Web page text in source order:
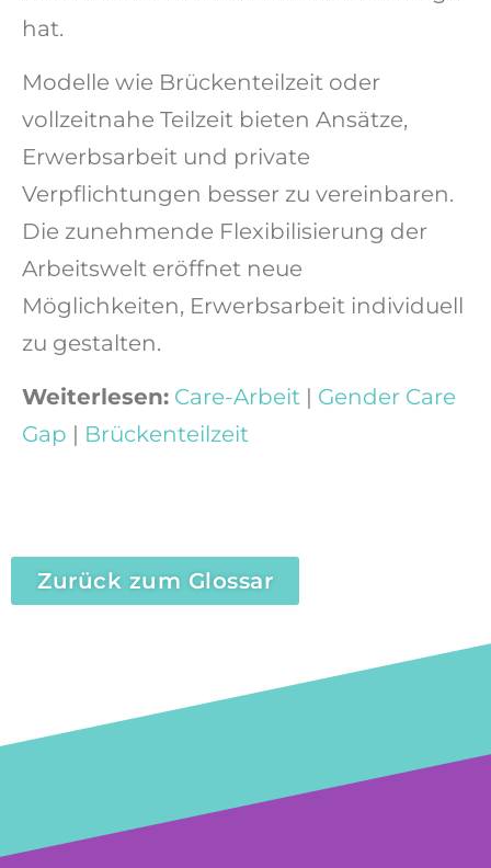
hat.
Modelle wie Brückenteilzeit oder
vollzeitnahe Teilzeit bieten Ansätze,
Erwerbsarbeit und private
Verpflichtungen besser zu vereinbaren.
Die zunehmende Flexibilisierung der
Arbeitswelt eröffnet neue
Möglichkeiten, Erwerbsarbeit individuell
zu gestalten.
Weiterlesen: Care-Arbeit | Gender Care
Gap | Brückenteilzeit
Zurück zum Glossar